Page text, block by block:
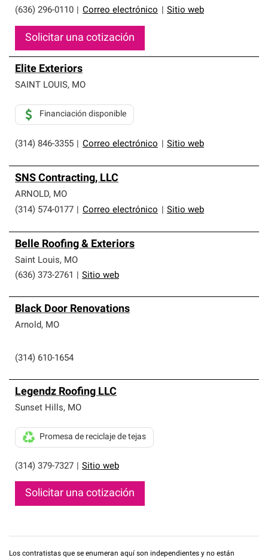
(636) 296-0110 Correo electrónico Sitio web
Solicitar una cotización
Elite Exteriors
SAINT LOUIS, MO
(314) 846-3355 Correo electrónico Sitio web
Financiación disponible
SNS Contracting, LLC
ARNOLD, MO
(314) 574-0177
Correo electrónico Sitio web
Belle Roofing & Exteriors
Saint Louis, MO
(636) 373-2761
Sitio web
Black Door Renovations
Arnold, MO
(314) 610-1654
Legendz Roofing LLC
Sunset Hills, MO
(314) 379-7327 Sitio web
Promesa de reciclaje de tejas
Solicitar una cotización
Los contratistas que se enumeran aquí son independientes y no están